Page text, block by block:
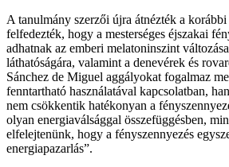
A tanulmány szerzői újra átnézték a korábbi
felfedezték, hogy a mesterséges éjszakai
adhatnak az emberi melatoninszint
láthatóságára, valamint a denevérek és
Sánchez de Miguel aggályokat fogalmaz
fenntartható használatával kapcsolatban,
nem csökkentik hatékonyan a
olyan energiaválsággal összefüggésben,
elfelejtenünk, hogy a fényszennyezés
energiapazarlás”.